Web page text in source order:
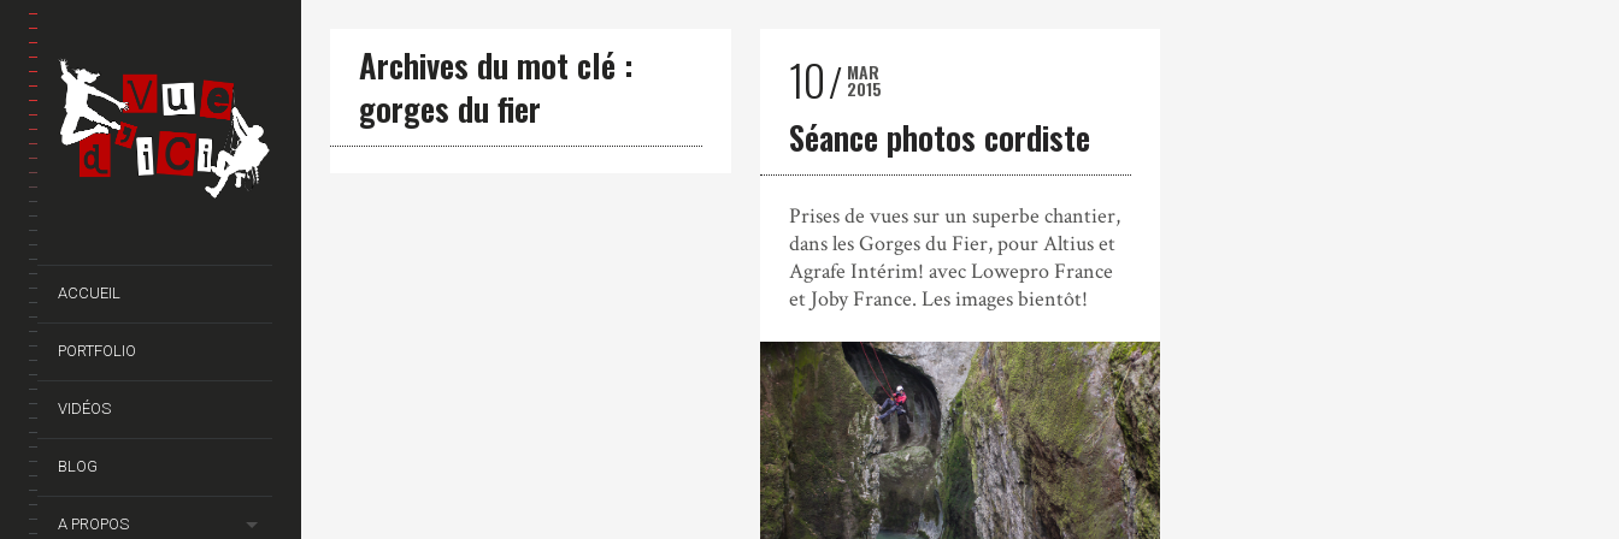
ACCUEIL
PORTFOLIO
VIDÉOS
BLOG
A PROPOS
Archives du mot clé :
gorges du fier
10 MAR
2015
Séance photos cordiste
Prises de vues sur un superbe chantier,
dans les Gorges du Fier, pour Altius et
Agrafe Intérim! avec Lowepro France
et Joby France. Les images bientôt!